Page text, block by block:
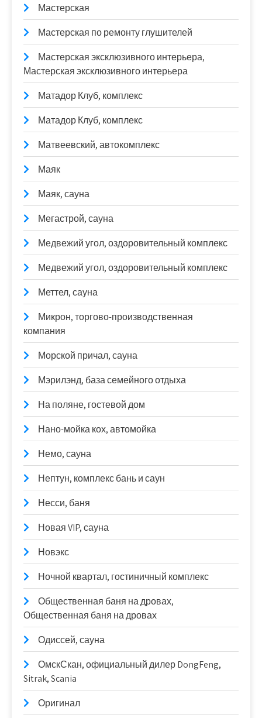
Мастерская
Мастерская по ремонту глушителей
Мастерская эксклюзивного интерьера,
Мастерская эксклюзивного интерьера
Матадор Клуб, комплекс
Матадор Клуб, комплекс
Матвеевский, автокомплекс
Маяк
Маяк, сауна
Мегастрой, сауна
Медвежий угол, оздоровительный комплекс
Медвежий угол, оздоровительный комплекс
Меттел, сауна
Микрон, торгово-производственная
компания
Морской причал, сауна
Мэрилэнд, база семейного отдыха
На поляне, гостевой дом
Нано-мойка кох, автомойка
Немо, сауна
Нептун, комплекс бань и саун
Несси, баня
Новая VIP, сауна
Новэкс
Ночной квартал, гостиничный комплекс
Общественная баня на дровах,
Общественная баня на дровах
Одиссей, сауна
ОмскСкан, официальный дилер DongFeng,
Sitrak, Scania
Оригинал